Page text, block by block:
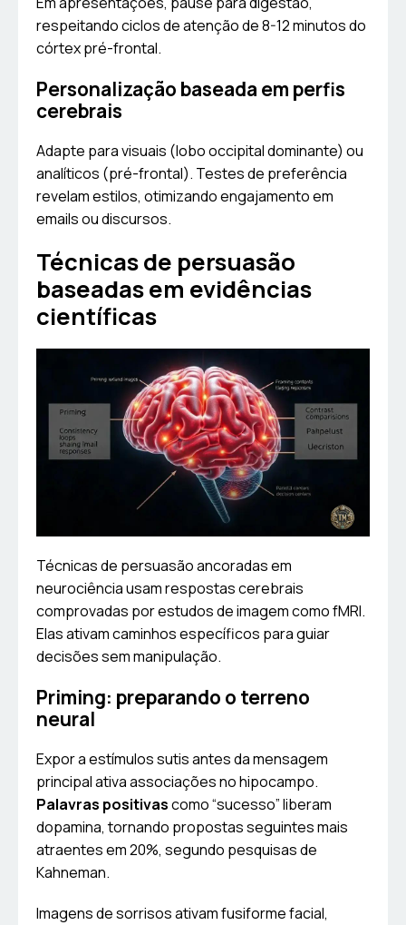
respeitando ciclos de atenção de 8-12 minutos do
córtex pré-frontal.
Personalização baseada em perfis
cerebrais
Adapte para visuais (lobo occipital dominante) ou
analíticos (pré-frontal). Testes de preferência
revelam estilos, otimizando engajamento em
emails ou discursos.
Técnicas de persuasão
baseadas em evidências
científicas
Técnicas de persuasão ancoradas em
neurociência usam respostas cerebrais
comprovadas por estudos de imagem como fMRI.
Elas ativam caminhos específicos para guiar
decisões sem manipulação.
Priming: preparando o terreno
neural
Expor a estímulos sutis antes da mensagem
principal ativa associações no hipocampo.
Palavras positivascomo “sucesso” liberam
dopamina, tornando propostas seguintes mais
atraentes em 20%, segundo pesquisas de
Kahneman.
Imagens de sorrisos ativam fusiforme facial,